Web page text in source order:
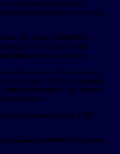
подарок для каждого
домен на русском
проект МИР.РУС,
России сможет
имя на русском языке.
возраста 18 лет, может
домен третьего уровня в
спб.рус, мск.рус. Продление
бесплатным.
более 1500
проекта МИР.РУС Алексей